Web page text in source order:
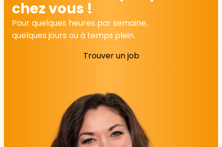
chez vous !
Pour quelques heures par semaine,
quelques jours ou à temps plein.
Trouver un job